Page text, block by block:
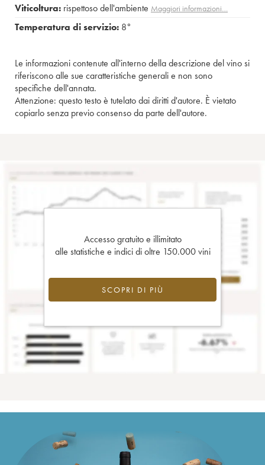
Viticoltura: rispettoso dell'ambiente Maggiori informazioni…
Temperatura di servizio: 8°
Le informazioni contenute all'interno della descrizione del vino si
riferiscono alle sue caratteristiche generali e non sono
specifiche dell'annata.
Attenzione: questo testo è tutelato dai diritti d'autore. È vietato
copiarlo senza previo consenso da parte dell'autore.
Accesso gratuito e illimitato
alle statistiche e indici di oltre 150.000 vini
SCOPRI DI PIÙ